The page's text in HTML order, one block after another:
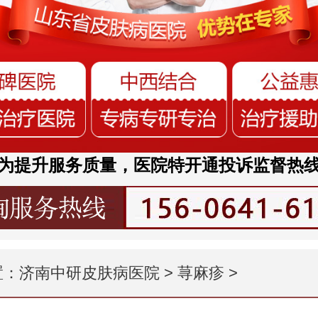
提升服务质量，医院特开通投诉监督热
济南中研皮肤病医院> 荨麻疹 >